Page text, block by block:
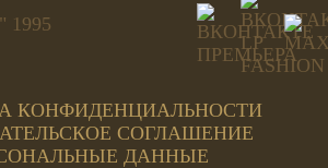
КОНФИДЕНЦИАЛЬНОСТИ
СОГЛАШЕНИЕ
ДАННЫЕ